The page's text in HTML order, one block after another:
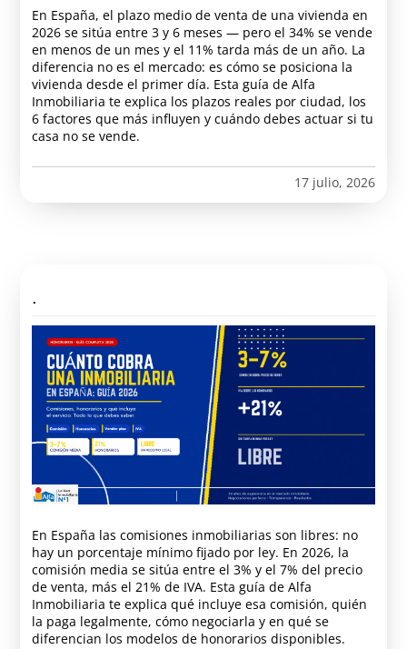
En España, el plazo medio de venta de una vivienda en
2026 se sitúa entre 3 y 6 meses — pero el 34% se vende
en menos de un mes y el 11% tarda más de un año. La
diferencia no es el mercado: es cómo se posiciona la
vivienda desde el primer día. Esta guía de Alfa
Inmobiliaria te explica los plazos reales por ciudad, los
6 factores que más influyen y cuándo debes actuar si tu
casa no se vende.
17 julio, 2026
.
En España las comisiones inmobiliarias son libres: no
hay un porcentaje mínimo fijado por ley. En 2026, la
comisión media se sitúa entre el 3% y el 7% del precio
de venta, más el 21% de IVA. Esta guía de Alfa
Inmobiliaria te explica qué incluye esa comisión, quién
la paga legalmente, cómo negociarla y en qué se
diferencian los modelos de honorarios disponibles.